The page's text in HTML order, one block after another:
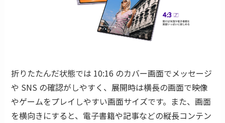
折りたたんだ状態では 10:16 のカバー画面でメッセージ
や SNS の確認がしやすく、展開時は横長の画面で映像
やゲームをプレイしやすい画面サイズです。また、画面
を横向きにすると、電子書籍や記事などの縦長コンテン